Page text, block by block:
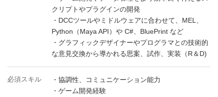
クリプトやプラグインの開発
・DCCツールやミドルウェアに合わせて、MEL、
Python（Maya API）や C#、BluePrint など
・グラフィックデザイナーやプログラマとの技術的
な意見交換から導かれる思案、試作、実装（R＆D)
必須スキル
・協調性、コミュニケーション能力
・ゲーム開発経験